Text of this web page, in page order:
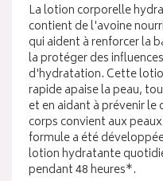
La lotion corporelle
contient de l'avoine
qui aident à renforcer la
la protéger des
d'hydratation. Cette
rapide apaise la peau,
et en aidant à prévenir
corps convient aux
formule a été
lotion hydratante
pendant 48 heures*.